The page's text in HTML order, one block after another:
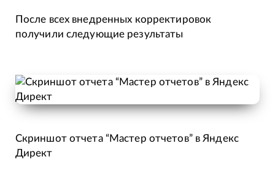
После всех внедренных корректировок
получили следующие результаты
Скриншот отчета “Мастер отчетов” в Яндекс
Директ